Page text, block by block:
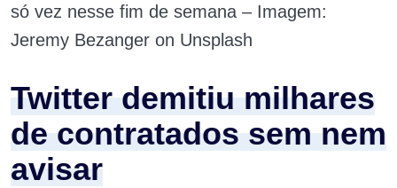
só vez nesse fim de semana – Imagem:
Jeremy Bezanger on Unsplash
Twitter demitiu milhares
de contratados sem nem
avisar